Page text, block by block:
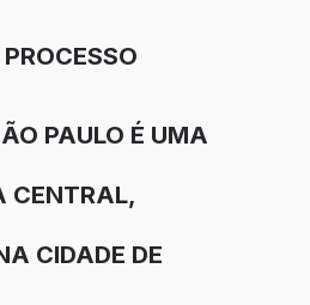
PAULO É UMA
CENTRAL,
CIDADE DE